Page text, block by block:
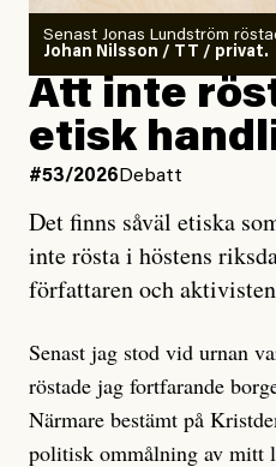
Antingen har en bevis på
ska en gå ut med det så
rörelsen. Eller så har en
och då ska en efterforska
oro inom rörelsen.
Artikeln undersöker inte,
är sant, vad som är
ännu mer ryktesspridning.
misstänkta personen är en
får veta är att personen har
under åren, att den har
sociala medier, att artikelns
Senast Jonas Lundström
Johan Nilsson / TT / privat.
Att inte
etisk
#53/2026 Debatt
Det finns såväl etiska
inte rösta i höstens
författaren och
Senast jag stod vid urnan
röstade jag fortfarande
Närmare bestämt på
politisk ommålning av mitt